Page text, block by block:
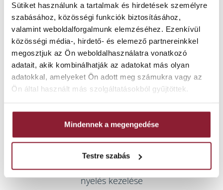
Sütiket használunk a tartalmak és hirdetések személyre
szabásához, közösségi funkciók biztosításához,
valamint weboldalforgalmunk elemzéséhez. Ezenkívül
közösségi média-, hirdető- és elemező partnereinkkel
megosztjuk az Ön weboldalhasználatra vonatkozó
adatait, akik kombinálhatják az adatokat más olyan
adatokkal, amelyeket Ön adott meg számukra vagy az
Ön által használt más szolgáltatásokból gyűjtöttek.
Mindennek a megengedése
Testre szabás
implantátumot kapott – hanem egy
kreatív, fogszabályzós megoldást, amivel
teljesen újraépítettük a mosolyát.
Mire felnőtt lett,
senki sem mondta volna meg,
hogy valaha hiányzott egy foga.
Nyitott harapás és nyelvlökéses
nyelés kezelése